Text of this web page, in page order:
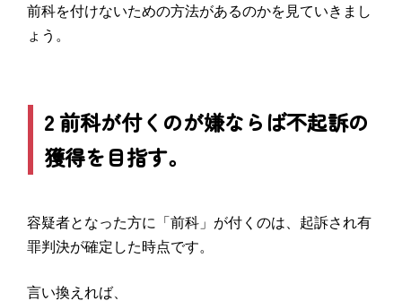
前科を付けないための方法があるのかを見ていきまし
ょう。
2 前科が付くのが嫌ならば不起訴の
獲得を目指す。
容疑者となった方に「前科」が付くのは、起訴され有
罪判決が確定した時点です。
言い換えれば、